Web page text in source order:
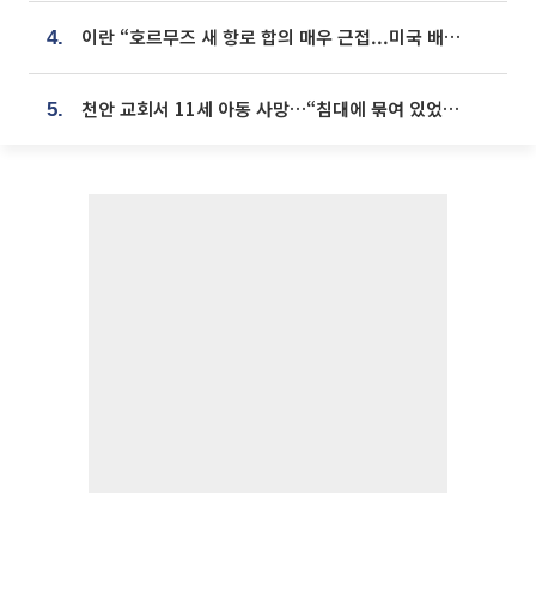
4. 이란 “호르무즈 새 항로 합의 매우 근접...미국 배상 먼저”
5. 천안 교회서 11세 아동 사망…“침대에 묶여 있었다” 진술 확보